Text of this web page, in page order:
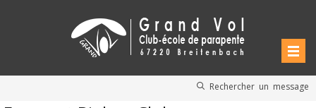
Rechercher un message